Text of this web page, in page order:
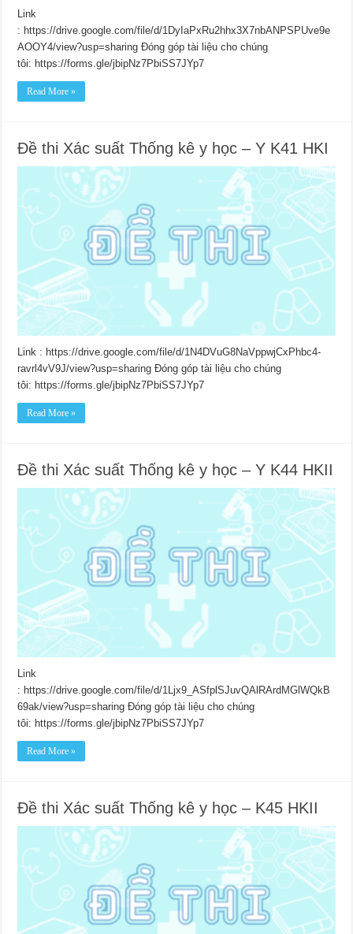
Link
: https://drive.google.com/file/d/1DyIaPxRu2hhx3X7nbANPSPUve9e
AOOY4/view?usp=sharing Đóng góp tài liệu cho chúng
tôi: https://forms.gle/jbipNz7PbiSS7JYp7
Read More »
Đề thi Xác suất Thống kê y học – Y K41 HKI
Link : https://drive.google.com/file/d/1N4DVuG8NaVppwjCxPhbc4-
ravrl4vV9J/view?usp=sharing Đóng góp tài liệu cho chúng
tôi: https://forms.gle/jbipNz7PbiSS7JYp7
Read More »
Đề thi Xác suất Thống kê y học – Y K44 HKII
Link
: https://drive.google.com/file/d/1Ljx9_ASfplSJuvQAlRArdMGlWQkB
69ak/view?usp=sharing Đóng góp tài liệu cho chúng
tôi: https://forms.gle/jbipNz7PbiSS7JYp7
Read More »
Đề thi Xác suất Thống kê y học – K45 HKII